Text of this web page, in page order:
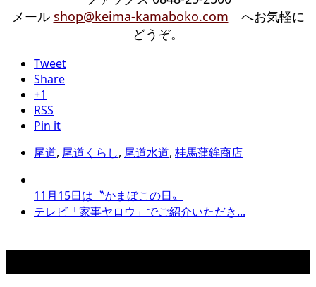
メール shop@keima-kamaboko.com へお気軽に
どうぞ。
Tweet
Share
+1
RSS
Pin it
尾道, 尾道くらし, 尾道水道, 桂馬蒲鉾商店
11月15日は〝かまぼこの日〟
テレビ「家事ヤロウ」でご紹介いただき...